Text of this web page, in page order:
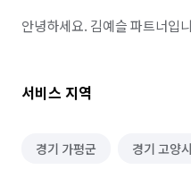
안녕하세요. 김예슬 파트너입
서비스 지역
경기 가평군 경기 고양